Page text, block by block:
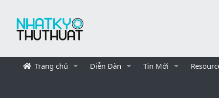
Trang chủ Diễn Đàn Tin Mới